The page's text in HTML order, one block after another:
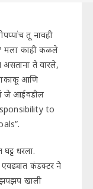
तू नावही
मला काही कळले
ते वारले,
आणि
जे आईवडील
to
धरला.
एवढ्यात कंडक्टर ने
झपझप खाली